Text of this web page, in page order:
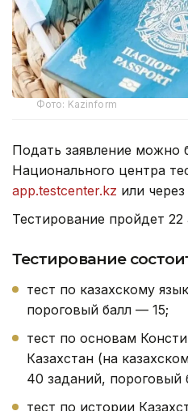
Фото: Kazinform
Подать заявление можно
Национального центра
app.testcenter.kz или
Тестирование пройдет 22
Тестирование
тест по казахскому
пороговый балл — 15;
тест по основам
Казахстан (на
40 заданий, пороговый
тест по истории